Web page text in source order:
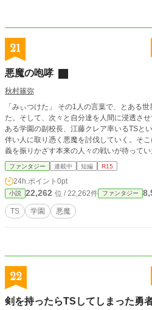
21
悪魔の咆哮
秋村篠弥
「みぃつけた」 その1人の言葉で、とある
た。そして、次々と自分達を人間に浸透さ
ある学園の副校長、江藤クレア率いるTSと
伴い人に取り憑く悪魔を討伐していく。そ
義を振りかざす本来の人々の戦いが待ってい
ファンタジー 連載中 短編 R15
24h.ポイント 0pt
小説 22,262 位 / 22,262件 ファンタジー
TS 学園 悪魔
22
剣を持ったらTSしてしまった勇